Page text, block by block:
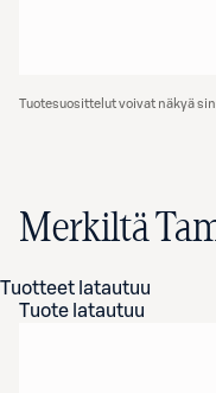
Tuotesuosittelut voivat näkyä
Merkiltä
Tuotteet latautuu
Tuote latautuu